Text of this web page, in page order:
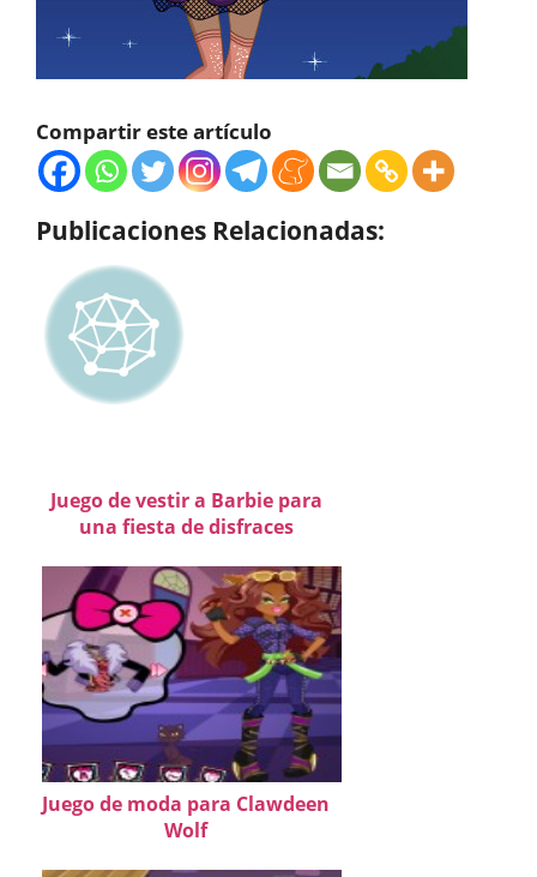
Compartir este artículo
Publicaciones Relacionadas:
Juego de vestir a Barbie para
una fiesta de disfraces
Juego de moda para Clawdeen
Wolf